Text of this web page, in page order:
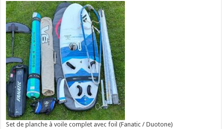
Set de planche à voile complet avec foil (Fanatic / Duotone)